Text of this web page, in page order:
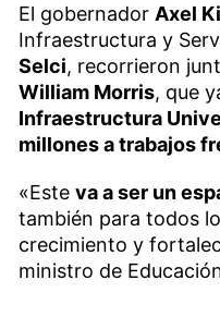
El gobernador Axel
Infraestructura y
Selci, recorrieron
William Morris, que
Infraestructura
millones a trabajos
«Este va a ser un
también para todos
crecimiento y
ministro de